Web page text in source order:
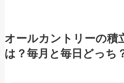
オールカントリーの積
は？毎月と毎日どっち